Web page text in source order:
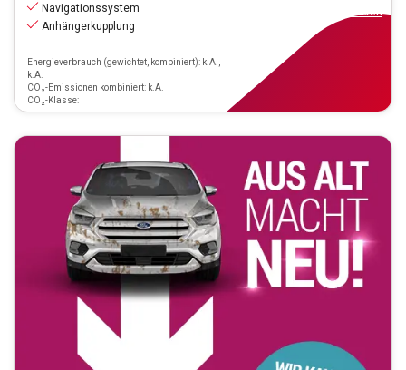
Navigationssystem
Anhängerkupplung
Energieverbrauch (gewichtet, kombiniert): k.A.,
k.A.
CO₂-Emissionen kombiniert: k.A.
CO₂-Klasse:
finanzieren